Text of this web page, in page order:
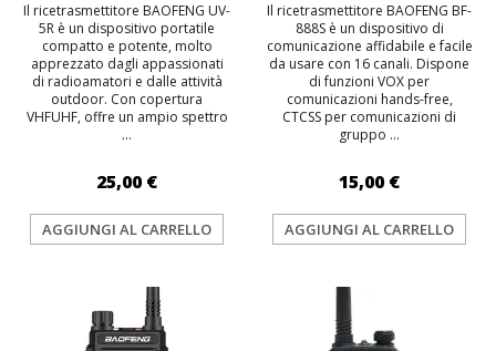
Il ricetrasmettitore BAOFENG UV-
5R è un dispositivo portatile
compatto e potente, molto
apprezzato dagli appassionati
di radioamatori e dalle attività
outdoor. Con copertura
VHFUHF, offre un ampio spettro
...
25,00 €
AGGIUNGI AL CARRELLO
Il ricetrasmettitore BAOFENG BF-
888S è un dispositivo di
comunicazione affidabile e facile
da usare con 16 canali. Dispone
di funzioni VOX per
comunicazioni hands-free,
CTCSS per comunicazioni di
gruppo ...
15,00 €
AGGIUNGI AL CARRELLO